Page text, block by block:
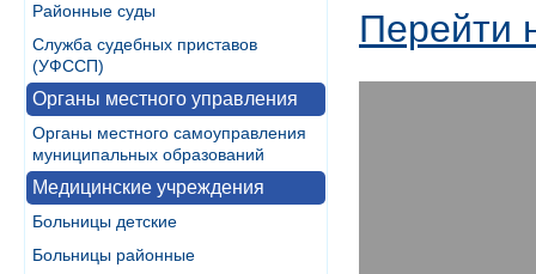
Районные суды
Служба судебных приставов
(УФССП)
Органы местного управления
Органы местного самоуправления
муниципальных образований
Медицинские учреждения
Больницы детские
Больницы районные
Перейти